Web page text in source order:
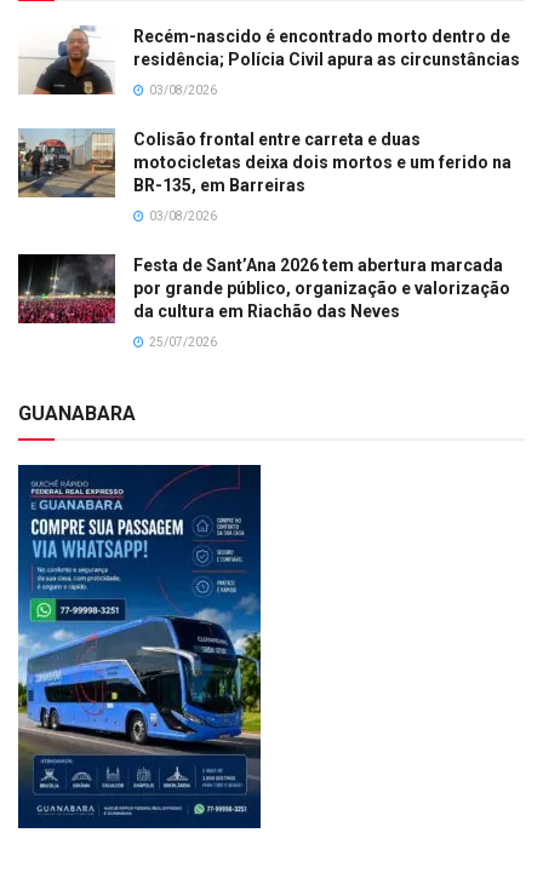
Recém-nascido é encontrado morto dentro de
residência; Polícia Civil apura as circunstâncias
03/08/2026
Colisão frontal entre carreta e duas
motocicletas deixa dois mortos e um ferido na
BR-135, em Barreiras
03/08/2026
Festa de Sant’Ana 2026 tem abertura marcada
por grande público, organização e valorização
da cultura em Riachão das Neves
25/07/2026
GUANABARA